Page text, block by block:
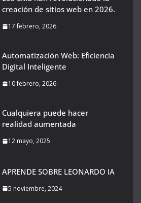
creación de sitios web en 2026.
17 febrero, 2026
Automatización Web: Eficiencia
Digital Inteligente
10 febrero, 2026
Cualquiera puede hacer
realidad aumentada
12 mayo, 2025
APRENDE SOBRE LEONARDO IA
5 noviembre, 2024